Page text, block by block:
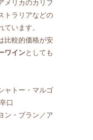
メリカのカリフ
トラリアなどの
ています。
比較的価格が安
ワインとしても
ャトー・マルゴ
口
ン・ブラン／ア